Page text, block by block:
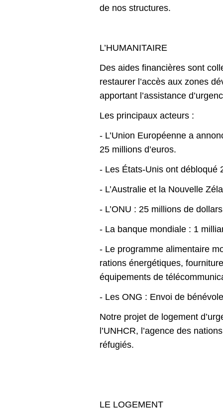
de nos structures.
L’HUMANITAIRE
Des aides financières sont
restaurer l’accès aux zones
apportant l’assistance
Les principaux acteurs :
- L’Union Européenne a
25 millions d’euros.
- Les États-Unis ont débloqué
- L’Australie et la Nouvelle
- L’ONU : 25 millions de dollars
- La banque mondiale : 1
- Le programme alimentaire
rations énergétiques,
équipements de
- Les ONG : Envoi de
Notre projet de logement
l’UNHCR, l’agence des
réfugiés.
LE LOGEMENT